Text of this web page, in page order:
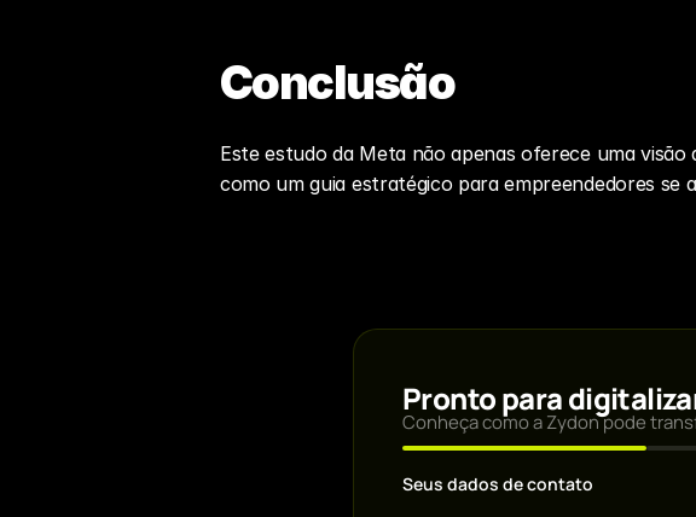
Conclusão
Este estudo da Meta não apenas oferece uma
como um guia estratégico para empreendedores se
Pronto para
Conheça como a Zydon pode
Seus dados de contato